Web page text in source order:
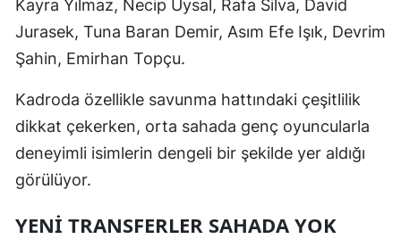
Malatya
Kahramanmaraş
Mardin
Kayra Yılmaz, Necip Uysal, Rafa Silva, David
Jurasek, Tuna Baran Demir, Asım Efe Işık, Devrim
Şahin, Emirhan Topçu.
Kadroda özellikle savunma hattındaki çeşitlilik
dikkat çekerken, orta sahada genç oyuncularla
deneyimli isimlerin dengeli bir şekilde yer aldığı
görülüyor.
YENI TRANSFERLER SAHADA YOK